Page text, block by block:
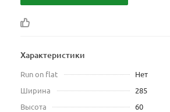
Характеристики
Run on flat
Нет
Ширина
285
Высота
60